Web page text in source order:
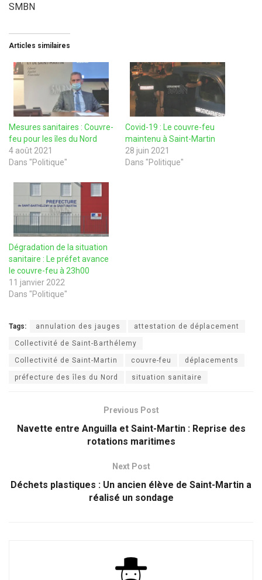
SMBN
Articles similaires
Mesures sanitaires : Couvre-
feu pour les îles du Nord
4 août 2021
Dans "Politique"
Covid-19 : Le couvre-feu
maintenu à Saint-Martin
28 juin 2021
Dans "Politique"
Dégradation de la situation
sanitaire : Le préfet avance
le couvre-feu à 23h00
11 janvier 2022
Dans "Politique"
Tags: annulation des jauges attestation de déplacement
Collectivité de Saint-Barthélemy
Collectivité de Saint-Martin couvre-feu déplacements
préfecture des îles du Nord situation sanitaire
Previous Post
Navette entre Anguilla et Saint-Martin : Reprise des
rotations maritimes
Next Post
Déchets plastiques : Un ancien élève de Saint-Martin a
réalisé un sondage